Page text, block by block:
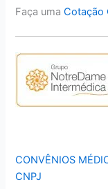
Faça umaCotação
CONVÊNIOS
CNPJ